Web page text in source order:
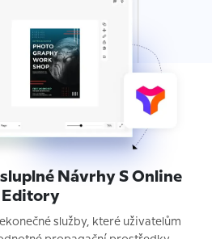
Návrhy S Online
Editory
služby, které uživatelům